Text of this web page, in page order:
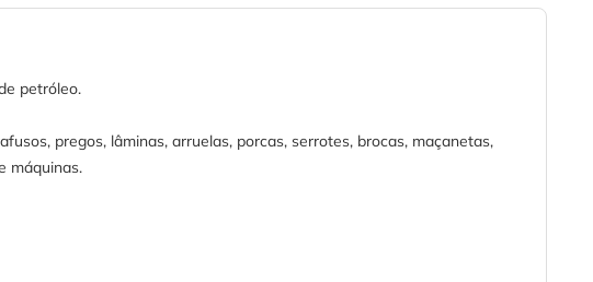
petróleo.
pregos, lâminas, arruelas, porcas, serrotes, brocas, maçanetas,
máquinas.